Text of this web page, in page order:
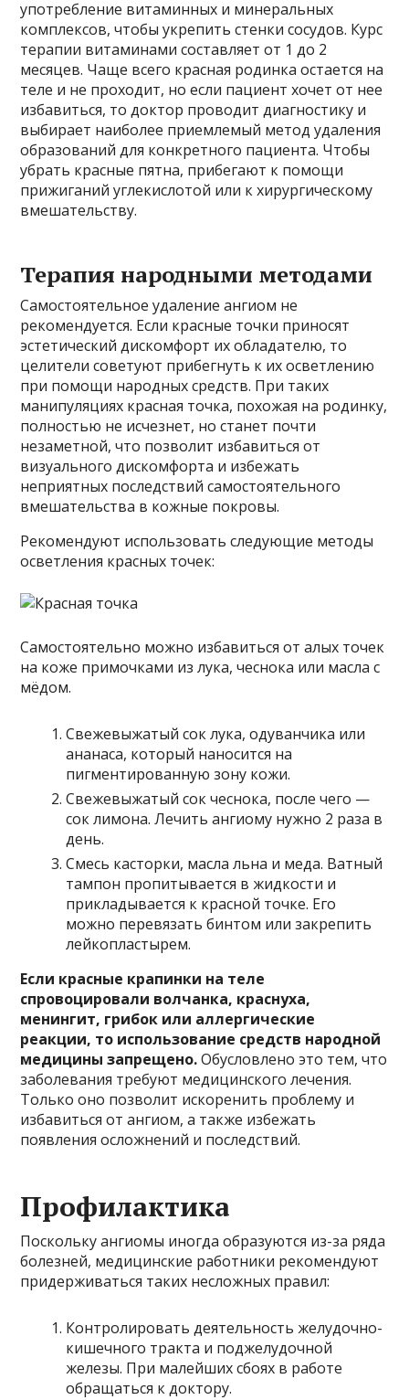
употребление витаминных и минеральных
комплексов, чтобы укрепить стенки сосудов. Курс
терапии витаминами составляет от 1 до 2
месяцев. Чаще всего красная родинка остается на
теле и не проходит, но если пациент хочет от нее
избавиться, то доктор проводит диагностику и
выбирает наиболее приемлемый метод удаления
образований для конкретного пациента. Чтобы
убрать красные пятна, прибегают к помощи
прижиганий углекислотой или к хирургическому
вмешательству.
Терапия народными методами
Самостоятельное удаление ангиом не
рекомендуется. Если красные точки приносят
эстетический дискомфорт их обладателю, то
целители советуют прибегнуть к их осветлению
при помощи народных средств. При таких
манипуляциях красная точка, похожая на родинку,
полностью не исчезнет, но станет почти
незаметной, что позволит избавиться от
визуального дискомфорта и избежать
неприятных последствий самостоятельного
вмешательства в кожные покровы.
Рекомендуют использовать следующие методы
осветления красных точек:
Самостоятельно можно избавиться от алых точек
на коже примочками из лука, чеснока или масла с
мёдом.
Свежевыжатый сок лука, одуванчика или
ананаса, который наносится на
пигментированную зону кожи.
Свежевыжатый сок чеснока, после чего —
сок лимона. Лечить ангиому нужно 2 раза в
день.
Смесь касторки, масла льна и меда. Ватный
тампон пропитывается в жидкости и
прикладывается к красной точке. Его
можно перевязать бинтом или закрепить
лейкопластырем.
Если красные крапинки на теле
спровоцировали волчанка, краснуха,
менингит, грибок или аллергические
реакции, то использование средств народной
медицины запрещено.Обусловлено это тем, что
заболевания требуют медицинского лечения.
Только оно позволит искоренить проблему и
избавиться от ангиом, а также избежать
появления осложнений и последствий.
Профилактика
Поскольку ангиомы иногда образуются из-за ряда
болезней, медицинские работники рекомендуют
придерживаться таких несложных правил:
Контролировать деятельность желудочно-
кишечного тракта и поджелудочной
железы. При малейших сбоях в работе
обращаться к доктору.